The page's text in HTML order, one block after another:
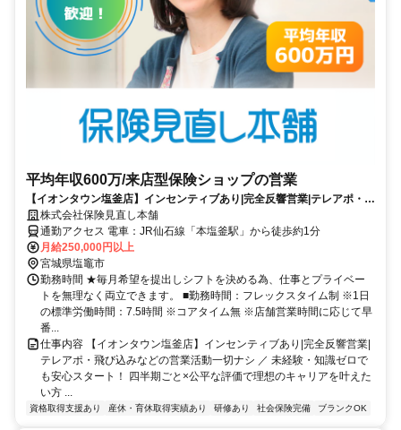
平均年収600万/来店型保険ショップの営業
【イオンタウン塩釜店】インセンティブあり|完全反響営業|テレアポ・飛
び込みなどの営業活動一切ナシ
株式会社保険見直し本舗
通勤アクセス 電車：JR仙石線「本塩釜駅」から徒歩約1分
月給250,000円以上
宮城県塩竈市
勤務時間 ★毎月希望を提出しシフトを決める為、仕事とプライベー
トを無理なく両立できます。 ■勤務時間：フレックスタイム制 ※1日
の標準労働時間：7.5時間 ※コアタイム無 ※店舗営業時間に応じて早
番...
仕事内容 【イオンタウン塩釜店】インセンティブあり|完全反響営業|
テレアポ・飛び込みなどの営業活動一切ナシ ／ 未経験・知識ゼロで
も安心スタート！ 四半期ごと×公平な評価で理想のキャリアを叶えた
い方 ...
資格取得支援あり 産休・育休取得実績あり 研修あり 社会保険完備 ブランクOK